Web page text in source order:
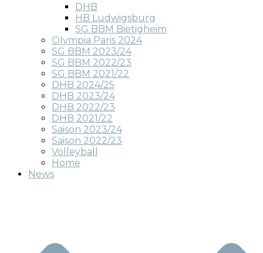
DHB
HB Ludwigsburg
SG BBM Bietigheim
Olympia Paris 2024
SG BBM 2023/24
SG BBM 2022/23
SG BBM 2021/22
DHB 2024/25
DHB 2023/24
DHB 2022/23
DHB 2021/22
Saison 2023/24
Saison 2022/23
Volleyball
Home
News